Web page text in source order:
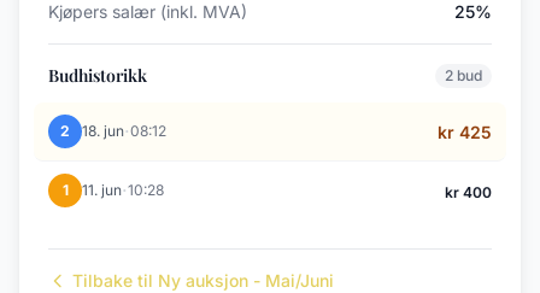
Kjøpers salær (inkl. MVA)
25%
Budhistorikk 2 bud
2 18. jun·08:12 kr 425
1 11. jun·10:28 kr 400
Tilbake til Ny auksjon - Mai/Juni